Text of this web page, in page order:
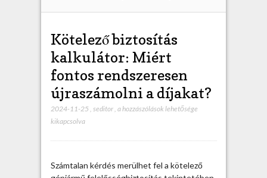
Kötelező biztosítás
kalkulátor: Miért
fontos rendszeresen
újraszámolni a díjakat?
2024-11-25 seditor, K
e
a hozzászólások lehetősége
kikapcsolva
Számtalan kérdés merülhet fel a kötelező